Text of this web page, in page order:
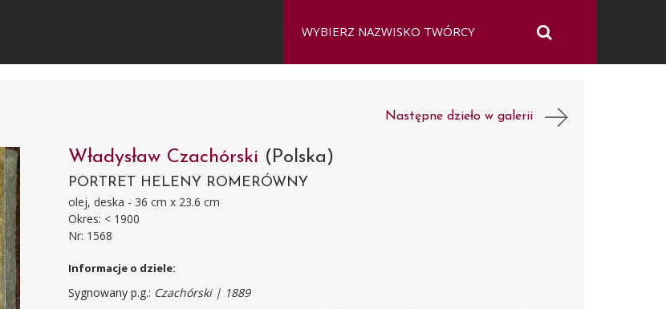
Następne dzieło w galerii
Władysław Czachórski (Polska)
PORTRET HELENY ROMERÓWNY
olej, deska - 36 cm x 23.6 cm
Okres: < 1900
Nr: 1568
Informacje o dziele:
Sygnowany p.g.: Czachórski | 1889